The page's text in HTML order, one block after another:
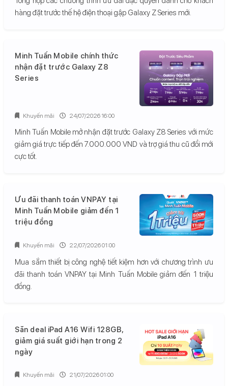
hàng đặt trước thế hệ điện thoại gập Galaxy Z Series mới.
Minh Tuấn Mobile chính thức
nhận đặt trước Galaxy Z8
Series
Minh Tuấn Mobile mở nhận đặt trước Galaxy Z8 Series với mức
giảm giá trực tiếp đến 7.000.000 VND và trợ giá thu cũ đổi mới
cực tốt.
Khuyến mãi 24/07/2026 16:00
Ưu đãi thanh toán VNPAY tại
Minh Tuấn Mobile giảm đến 1
triệu đồng
Mua sắm thiết bị công nghệ tiết kiệm hơn với chương trình ưu
đãi thanh toán VNPAY tại Minh Tuấn Mobile giảm đến 1 triệu
đồng.
Khuyến mãi 22/07/2026 01:00
Săn deal iPad A16 Wifi 128GB,
giảm giá suất giới hạn trong 2
ngày
Khuyến mãi 21/07/2026 01:00